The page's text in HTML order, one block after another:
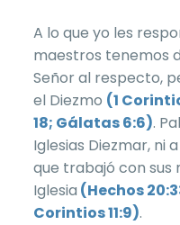
A lo que yo les
maestros tenemos
Señor al respecto,
el Diezmo (1
18; Gálatas 6:6).
Iglesias Diezmar, ni
que trabajó con sus
Iglesia (Hechos
Corintios 11:9).